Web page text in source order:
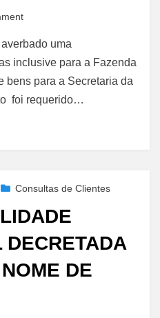
on
Com
Penhoras,
Indisponibilidade
Arrolamento
Desmembramento
uma
inclusive para a Fazenda
bens para a Secretaria da
foi requerido…
Consultas de Clientes
DECRETADA
DE